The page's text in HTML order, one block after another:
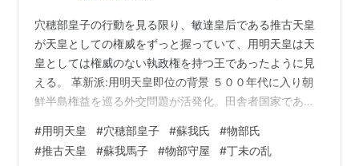
穴穂部皇子の行動を見る限り、敏達皇后である推古天皇
が天皇としての権威をずっと握っていて、用明天皇は天
皇としては権威のない執政権を持つ王であったように見
える。 革新派:用明天皇即位の背景 ５００年代に入り朝
鮮半島権益を巡る外交問題が活発化。田舎者国家である
はずで、仏教は５００年代の外交官にとって必須の教養
になっていたと思われる。 最先端の文化に染まった人々
#用明天皇 #穴穂部皇子 #蘇我氏 #物部氏
#推古天皇 #蘇我馬子 #物部守屋 #丁未の乱